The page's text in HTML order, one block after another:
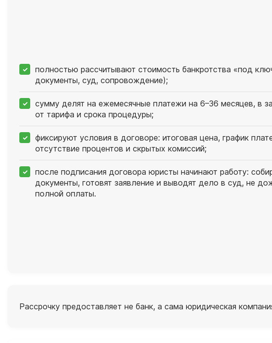
полностью рассчитывают стоимость банкротства «под
документы, суд, сопровождение);
сумму делят на ежемесячные платежи на 6–36 месяцев, в
от тарифа и срока процедуры;
фиксируют условия в договоре: итоговая цена, график
отсутствие процентов и скрытых комиссий;
после подписания договора юристы начинают работу:
документы, готовят заявление и выводят дело в суд, не
полной оплаты.
Рассрочку предоставляет не банк, а сама юридическая